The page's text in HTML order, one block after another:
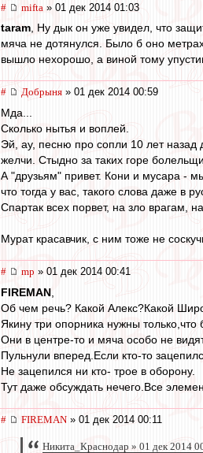
# mifta » 01 дек 2014 01:03
taram, Ну дык он уже увидел, что
мяча не дотянулся. Было б оно
вышло нехорошо, а виной тому
# Добрыня » 01 дек 2014 00:59
Мда...
Сколько нытья и воплей.
Эй, ау, песню про сопли 10 лет назад
желчи. Стыдно за таких горе
А "друзьям" привет. Кони и мусара -
что тогда у вас, такого слова даже в
Спартак всех порвет, на зло врагам,
Мурат красавчик, с ним тоже не
# mp » 01 дек 2014 00:41
FIREMAN
Об чем речь? Какой Алекс?Какой
Якину три опорника нужны
Они в центре-то и мяча особо не
Пульнули вперед.Если кто-то
Не зацепился ни кто- трое в оборону.
Тут даже обсуждать нечего.Все
# FIREMAN » 01 дек 2014 00:11
Никита_Краснодар » 01 дек 2014